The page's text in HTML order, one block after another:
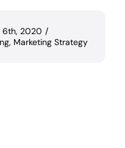
6th, 2020 /
, Marketing Strategy